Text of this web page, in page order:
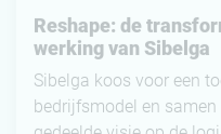
Reshape: de
werking van Sibelga
Sibelga koos voor een
bedrijfsmodel en samen
gedeelde visie op de